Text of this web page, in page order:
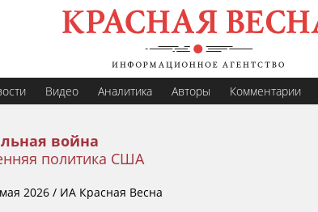
Видео Аналитика Авторы Комментарии
война
политика США
2026 / ИА Красная Весна